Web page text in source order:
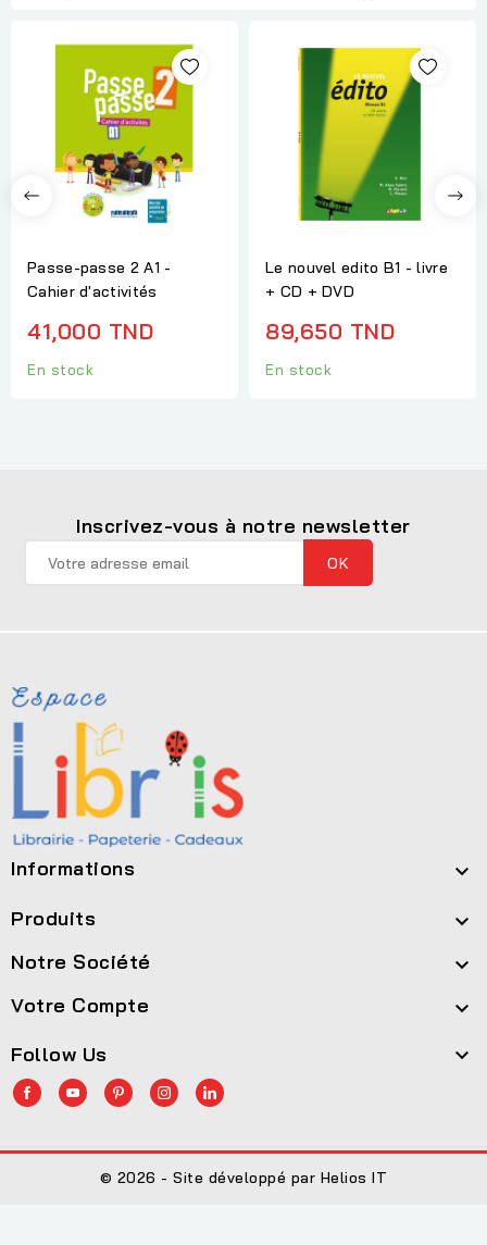
Passe-passe 2 A1 -
Cahier d'activités
41,000 TND
En stock
Le nouvel edito B1 - livre
+ CD + DVD
89,650 TND
En stock
Inscrivez-vous à notre newsletter
Informations 
Produits 
Notre Société 
Votre Compte 
Follow Us 
© 2026 - Site développé par Helios IT